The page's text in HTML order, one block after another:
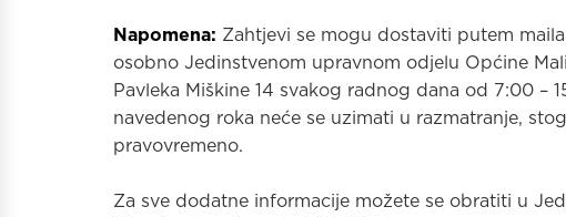
Napomena: Zahtjevi se mogu dostaviti putem
osobno Jedinstvenom upravnom odjelu Općine
Pavleka Miškine 14 svakog radnog dana od 7:00 –
navedenog roka neće se uzimati u razmatranje,
pravovremeno.
Za sve dodatne informacije možete se obratiti u